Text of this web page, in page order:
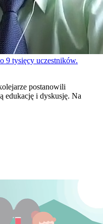
9 tysięcy uczestników.
postanowili
edukację i dyskusję. Na